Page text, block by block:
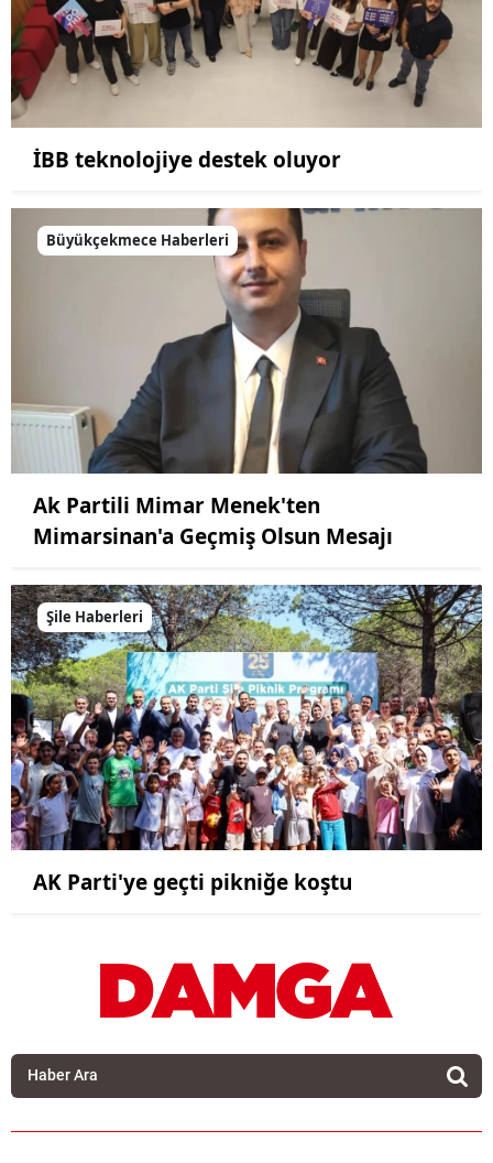
İBB teknolojiye destek oluyor
Büyükçekmece Haberleri
Ak Partili Mimar Menek'ten
Mimarsinan'a Geçmiş Olsun Mesajı
Şile Haberleri
AK Parti'ye geçti pikniğe koştu